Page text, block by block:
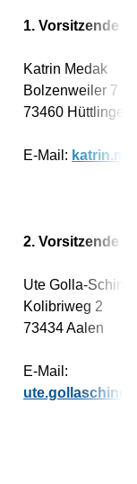
1. Vorsitzende
Katrin Medak
Bolzenweiler 7
73460 Hüttlingen
E-Mail:
2. Vorsitzende
Ute Golla-
Kolibriweg 2
73434 Aalen
E-Mail: